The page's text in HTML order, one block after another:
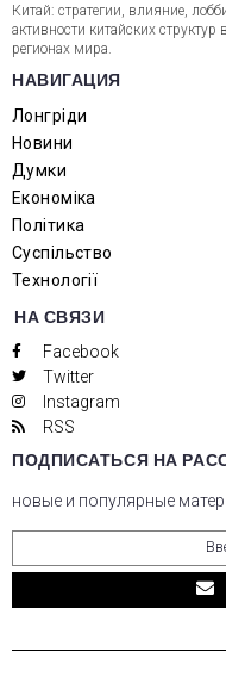
Китай: стратегии, влияние,
активности китайских
регионах мира.
НАВИГАЦИЯ
Лонгріди
Новини
Думки
Економіка
Політика
Суспільство
Технології
НА СВЯЗИ
Facebook
Twitter
Instagram
RSS
ПОДПИСАТЬСЯ НА
новые и популярные